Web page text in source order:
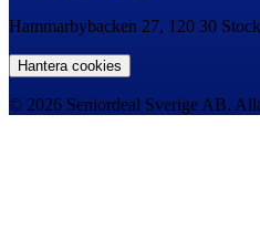
Hammarbybacken 27, 120 30
Hantera cookies
© 2026 Seniordeal Sverige AB.